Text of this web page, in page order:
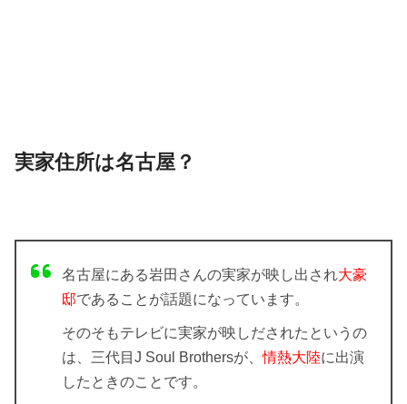
実家住所は名古屋？
名古屋にある岩田さんの実家が映し出され大豪
邸であることが話題になっています。
そのそもテレビに実家が映しだされたというの
は、三代目J Soul Brothersが、情熱大陸に出演
したときのことです。